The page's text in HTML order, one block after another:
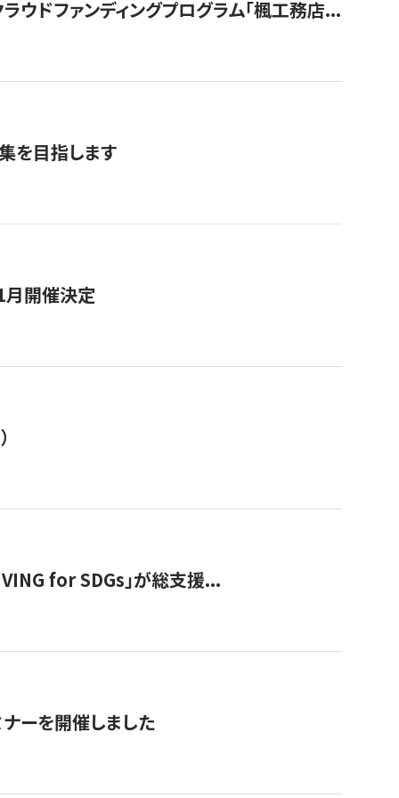
ドファンディングプログラム「楓工務店...
を目指します
月開催決定
for SDGs」が総支援...
ーを開催しました